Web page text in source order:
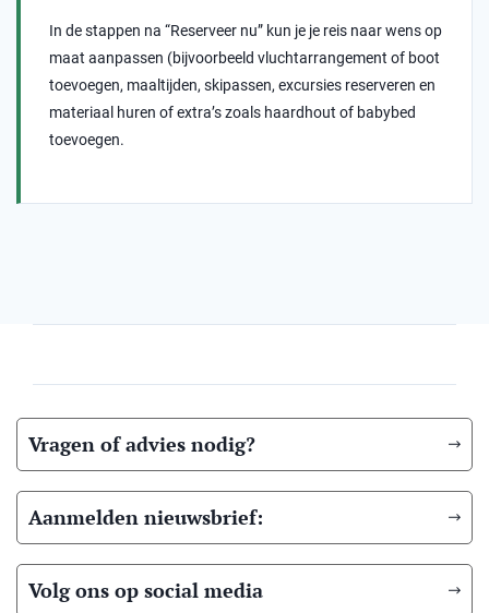
In de stappen na “Reserveer nu” kun je je reis naar wens op
maat aanpassen (bijvoorbeeld vluchtarrangement of boot
toevoegen, maaltijden, skipassen, excursies reserveren en
materiaal huren of extra’s zoals haardhout of babybed
toevoegen.
Vragen of advies nodig?
Aanmelden nieuwsbrief:
Volg ons op social media